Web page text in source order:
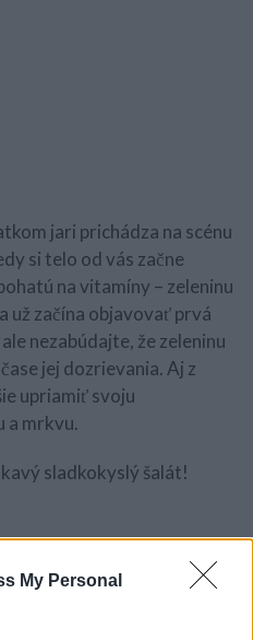
My Personal
jari prichádza na scénu
si telo od vás začne
na vitamíny – zeleninu
už začína objavovať prvá
nezabúdajte, že zeleninu
jej dozrievania. Aj z
upriamiť svoju
a mrkvu.
sladkokyslý šalát!